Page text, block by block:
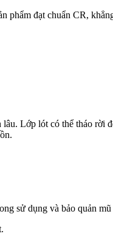
đạt chuẩn CR,
Lớp lót có thể tháo rời
sử dụng và bảo quản mũ